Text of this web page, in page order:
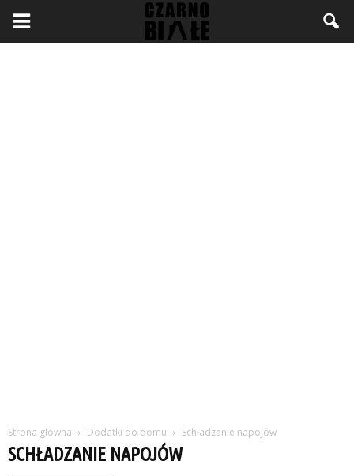
Strona główna Dodatki do domu Schładzanie napojów
SCHŁADZANIE NAPOJÓW